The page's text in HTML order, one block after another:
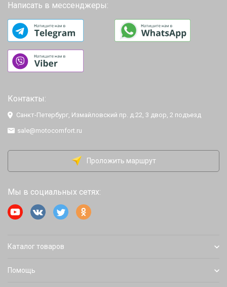
Написать в мессенджеры:
Контакты:
Санкт-Петербург, Измайловский пр. д.22, 3 двор, 2 подъезд
sale@motocomfort.ru
Проложить маршрут
Мы в социальных сетях:
Каталог товаров
Помощь